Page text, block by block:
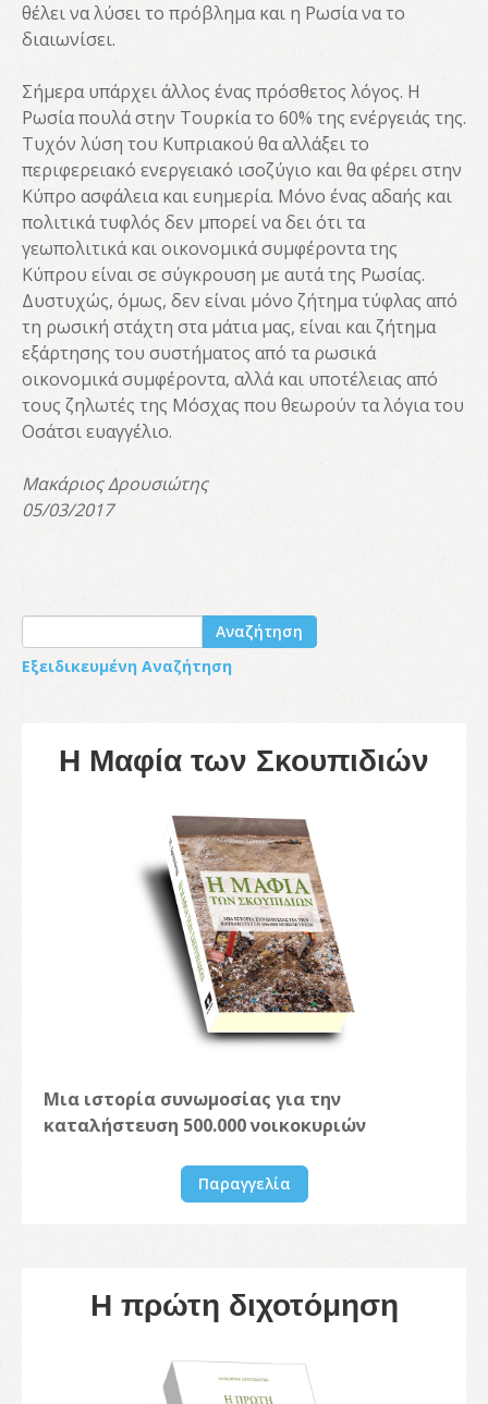
θέλει να λύσει το πρόβλημα και η Ρωσία να το
διαιωνίσει.
Σήμερα υπάρχει άλλος ένας πρόσθετος λόγος. Η
Ρωσία πουλά στην Τουρκία το 60% της ενέργειάς της.
Τυχόν λύση του Κυπριακού θα αλλάξει το
περιφερειακό ενεργειακό ισοζύγιο και θα φέρει στην
Κύπρο ασφάλεια και ευημερία. Μόνο ένας αδαής και
πολιτικά τυφλός δεν μπορεί να δει ότι τα
γεωπολιτικά και οικονομικά συμφέροντα της
Κύπρου είναι σε σύγκρουση με αυτά της Ρωσίας.
Δυστυχώς, όμως, δεν είναι μόνο ζήτημα τύφλας από
τη ρωσική στάχτη στα μάτια μας, είναι και ζήτημα
εξάρτησης του συστήματος από τα ρωσικά
οικονομικά συμφέροντα, αλλά και υποτέλειας από
τους ζηλωτές της Μόσχας που θεωρούν τα λόγια του
Οσάτσι ευαγγέλιο.
Μακάριος Δρουσιώτης
05/03/2017
Αναζήτηση
Εξειδικευμένη Αναζήτηση
Η Μαφία των Σκουπιδιών
Μια ιστορία συνωμοσίας για την
καταλήστευση 500.000 νοικοκυριών
Παραγγελία
Η πρώτη διχοτόμηση